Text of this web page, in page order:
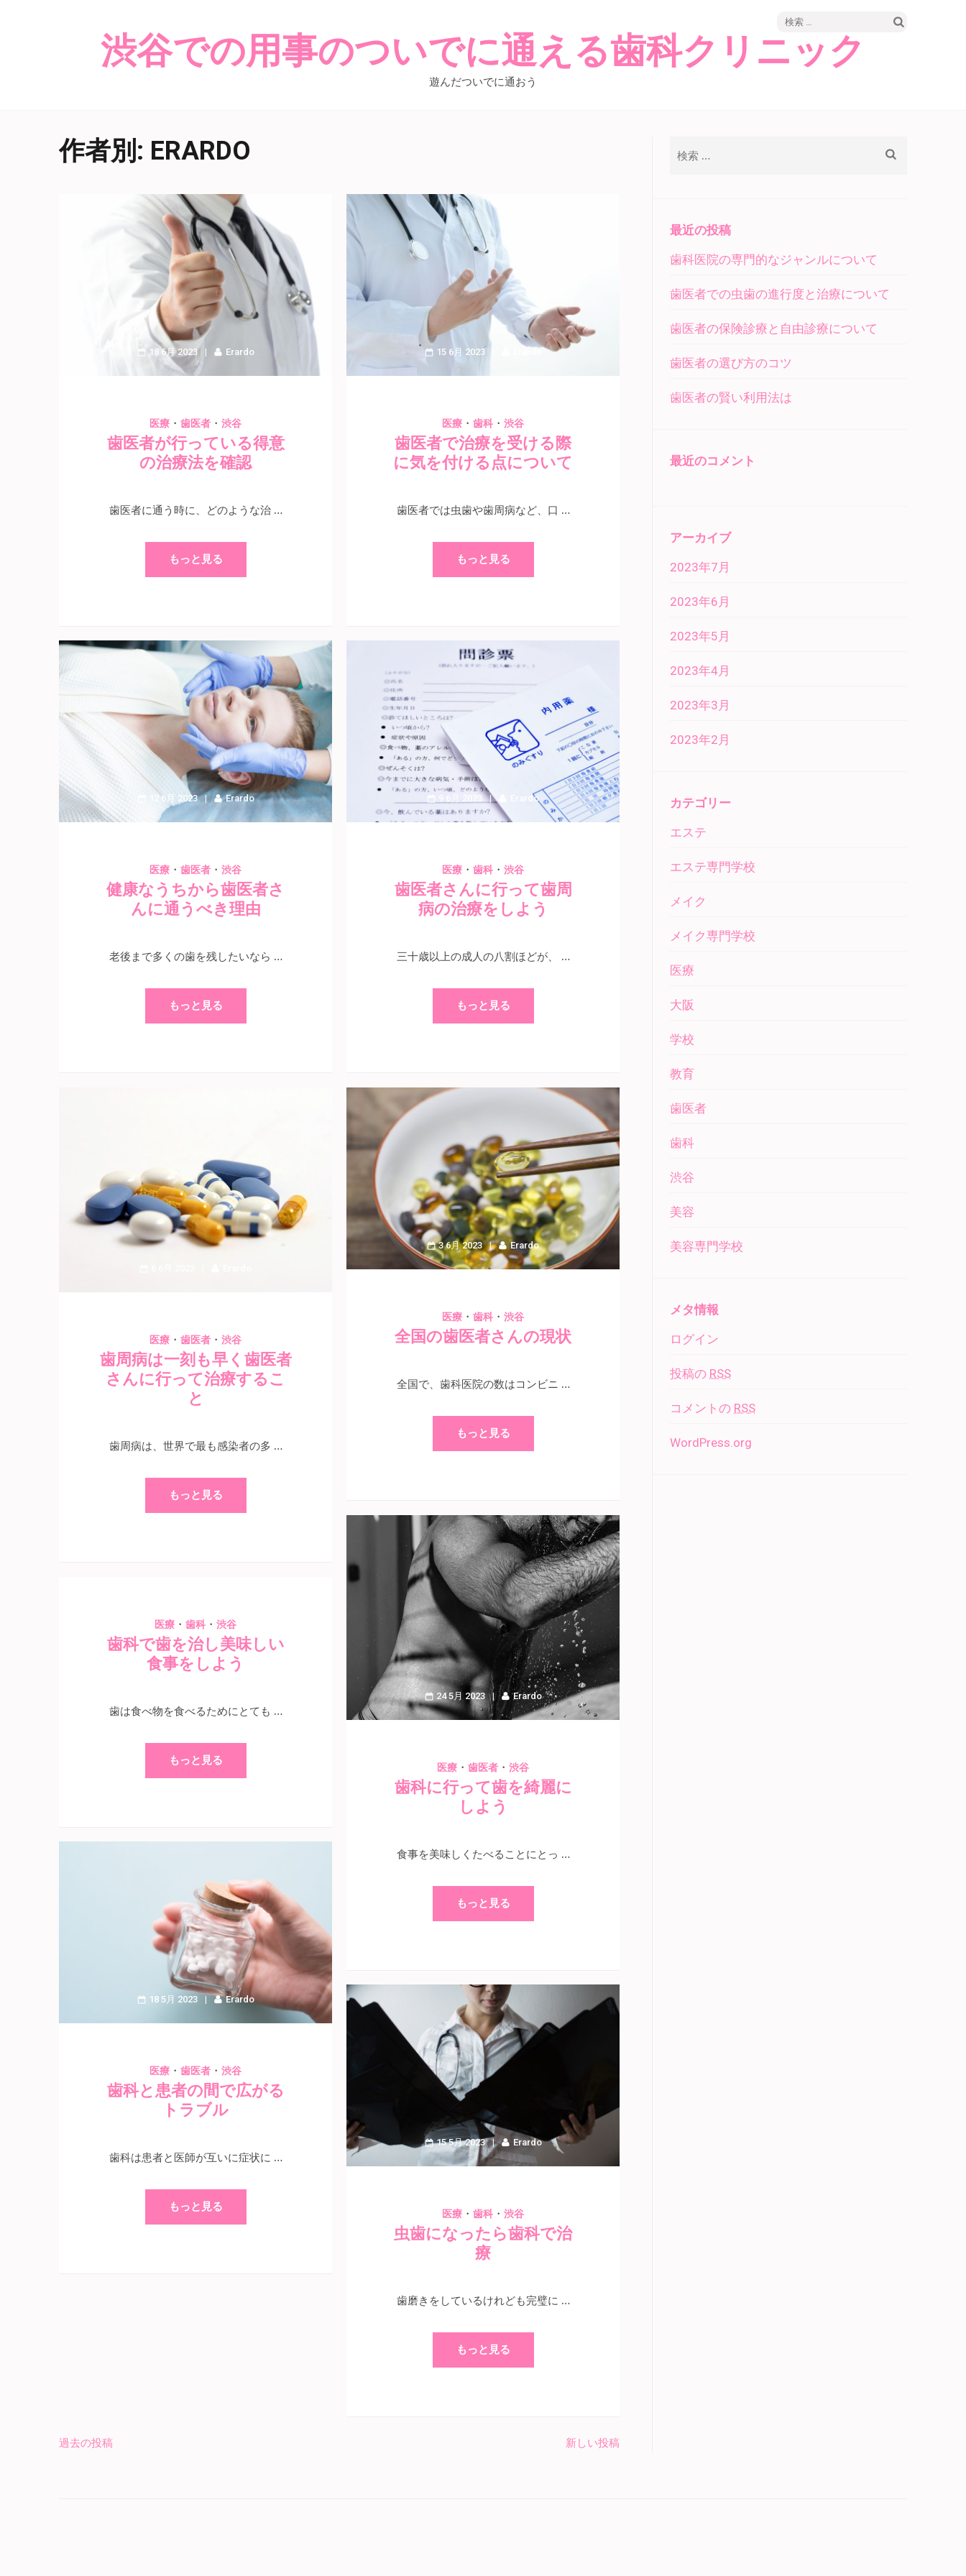
検
渋谷での用事のついでに通える歯科クリニック
遊んだついでに通おう
作者別: ERARDO
18 6月 2023 Erardo
医療 ・ 歯医者 ・ 渋谷
歯医者が行っている得意
の治療法を確認
歯医者に通う時に、どのような治 …
もっと見る
15 6月 2023
医療 ・ 歯科 ・ 渋谷
歯医者で治療を受ける際
に気を付ける点について
歯医者では虫歯や歯周病など、口 …
もっと見る
12 6月 2023 Erardo
医療 ・ 歯医者 ・ 渋谷
健康なうちから歯医者さ
んに通うべき理由
老後まで多くの歯を残したいなら …
もっと見る
9 6月 2023 Erardo
医療 ・ 歯科 ・ 渋谷
歯医者さんに行って歯周
病の治療をしよう
三十歳以上の成人の八割ほどが、 …
もっと見る
医療 ・ 歯医者 ・ 渋谷
歯周病は一刻も早く歯医者
さんに行って治療するこ
と
歯周病は、世界で最も感染者の多 …
もっと見る
3 6月 2023 Erardo
医療 ・ 歯科 ・ 渋谷
全国の歯医者さんの現状
全国で、歯科医院の数はコンビニ …
もっと見る
24 5月 2023 Erardo
医療 ・ 歯医者 ・ 渋谷
歯科に行って歯を綺麗に
しよう
食事を美味しくたべることにとっ …
もっと見る
医療 ・ 歯科 ・ 渋谷
歯科で歯を治し美味しい
食事をしよう
歯は食べ物を食べるためにとても …
もっと見る
18 5月 2023 Erardo
医療 ・ 歯医者 ・ 渋谷
歯科と患者の間で広がる
トラブル
歯科は患者と医師が互いに症状に …
もっと見る
15 5月 2023 Erardo
医療 ・ 歯科 ・ 渋谷
虫歯になったら歯科で治
療
歯磨きをしているけれども完璧に …
もっと見る
過去の投稿 新しい投稿
最近の投稿
歯科医院の専門的なジャンルについて
歯医者での虫歯の進行度と治療について
歯医者の保険診療と自由診療について
歯医者の選び方のコツ
歯医者の賢い利用法は
最近のコメント
アーカイブ
2023年7月
2023年6月
2023年5月
2023年4月
2023年3月
2023年2月
カテゴリー
エステ
エステ専門学校
メイク
メイク専門学校
医療
大阪
学校
教育
歯医者
歯科
渋谷
美容
美容専門学校
メタ情報
ログイン
投稿の RSS
コメントの RSS
WordPress.org